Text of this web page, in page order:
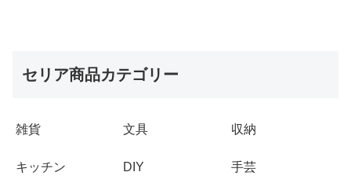
セリア商品カテゴリー
雑貨 文具 収納
キッチン DIY 手芸